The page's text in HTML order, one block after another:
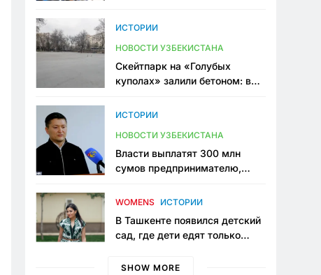
Узбекистане
ИСТОРИИ
НОВОСТИ УЗБЕКИСТАНА
Скейтпарк на «Голубых
куполах» залили бетоном: в
одно общественное
ИСТОРИИ
НОВОСТИ УЗБЕКИСТАНА
Власти выплатят 300 млн
сумов предпринимателю,
тюрьме по незаконному
WOMENS ИСТОРИИ
В Ташкенте появился детский
сад, где дети едят только
мама, которая устала просить
SHOW MORE